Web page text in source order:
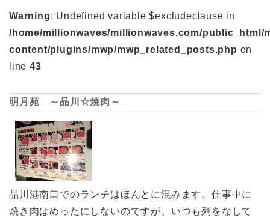
Warning: Undefined variable $excludeclause in
/home/millionwaves/millionwaves.com/public_html/
content/plugins/mwp/mwp_related_posts.php on
line 43
明月苑 ～品川☆焼肉～
品川港南口でのランチはほんとに混みます。仕事中に
焼き肉はめったにしないのですが、いつも列をなして